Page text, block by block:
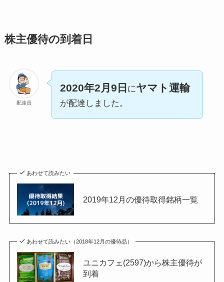
株主優待の到着日
配達員
2020年2月9日 にヤマト運輸
が配達しました。
あわせて読みたい
2019年12月の優待取得銘柄一覧
あわせて読みたい（2018年12月の優待品）
ユニカフェ(2597)から株主優待が
到着